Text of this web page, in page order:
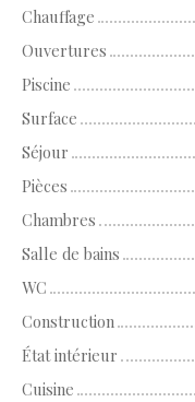
Chauffage
Ouvertures
Piscine
Surface
Séjour
Pièces
Chambres
Salle de bains
WC
Construction
État intérieur
Cuisine